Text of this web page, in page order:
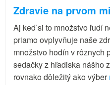
Zdravie na prvom
Aj keď si to množstvo ľudí
priamo ovplyvňuje naše
množstvo hodín v rôznych
sedačky z hľadiska nášho
rovnako dôležitý ako výber